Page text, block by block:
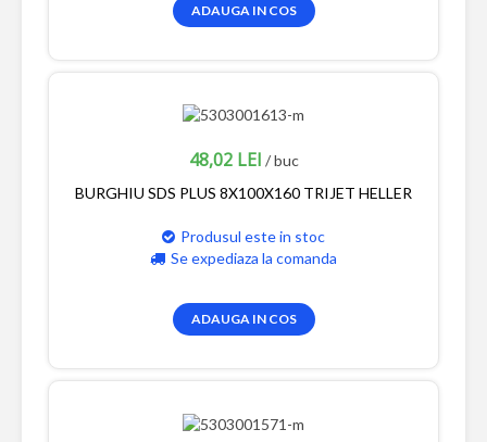
ADAUGA IN COS
48,02 LEI / buc
BURGHIU SDS PLUS 8X100X160 TRIJET HELLER
Produsul este in stoc
Se expediaza la comanda
ADAUGA IN COS